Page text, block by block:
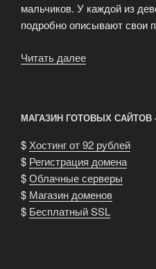
мальчиков. У каждой из
подробно описывают свои
Читать далее
МАГАЗИН ГОТОВЫХ САЙТОВ
$ Хостинг от 92 рублей
$ Регистрация домена
$Облачные серверы
$ Магазин доменов
$ Бесплатный SSL